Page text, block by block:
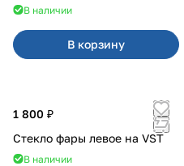
В наличии
В корзину
1 800 ₽
Стекло фары левое на VST
В наличии